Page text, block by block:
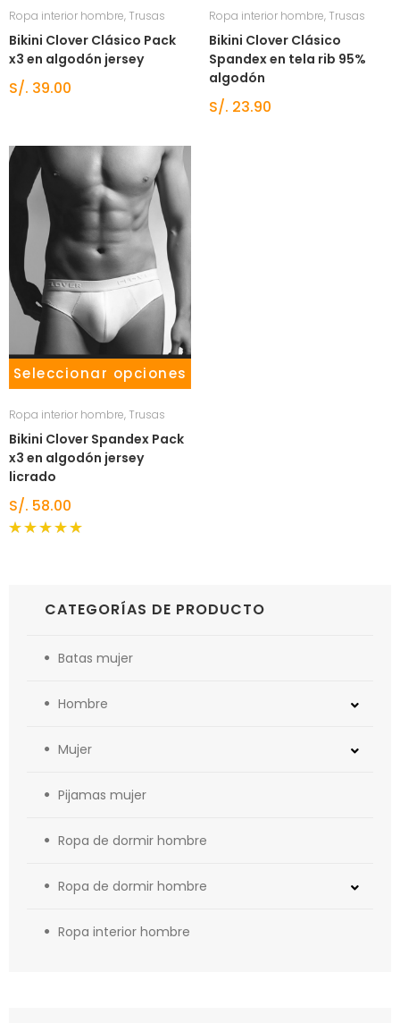
Ropa interior hombre, Trusas
Bikini Clover Clásico Pack
x3 en algodón jersey
S/. 39.00
Ropa interior hombre, Trusas
Bikini Clover Clásico
Spandex en tela rib 95%
algodón
S/. 23.90
Seleccionar opciones
Ropa interior hombre, Trusas
Bikini Clover Spandex Pack
x3 en algodón jersey
licrado
S/. 58.00
CATEGORÍAS DE PRODUCTO
Batas mujer
Hombre
Mujer
Pijamas mujer
Ropa de dormir hombre
Ropa de dormir hombre
Ropa interior hombre